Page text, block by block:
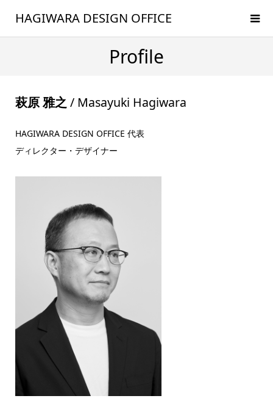
HAGIWARA DESIGN OFFICE
Profile
萩原 雅之 / Masayuki Hagiwara
HAGIWARA DESIGN OFFICE 代表
ディレクター・デザイナー